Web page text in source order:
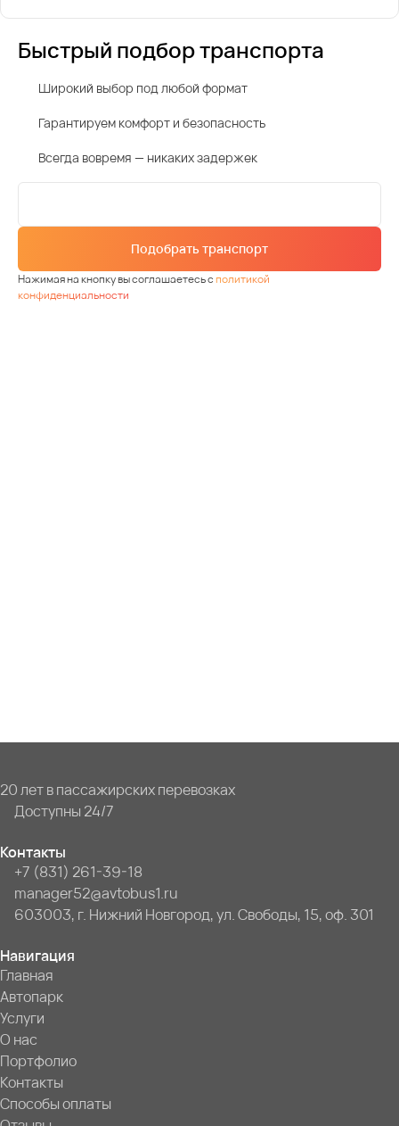
Быстрый подбор транспорта
Широкий выбор под любой формат
Гарантируем комфорт и безопасность
Всегда вовремя — никаких задержек
Подобрать транспорт
Нажимая на кнопку вы соглашаетесь сполитикой
конфиденциальности
20 лет в пассажирских перевозках
Доступны 24/7
Контакты
+7 (831) 261-39-18
manager52@avtobus1.ru
603003, г. Нижний Новгород, ул. Свободы, 15, оф. 301
Навигация
Главная
Автопарк
Услуги
О нас
Портфолио
Контакты
Способы оплаты